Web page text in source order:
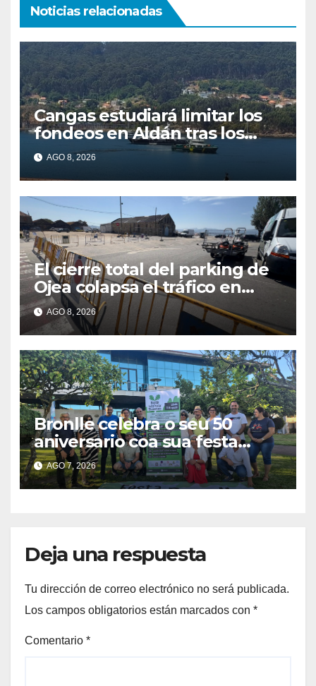
Noticias relacionadas
Cangas estudiará limitar los
fondeos en Aldán tras los
últimos episodios de
contaminación en O Con
AGO 8, 2026
El cierre total del parking de
Ojea colapsa el tráfico en
Cangas
AGO 8, 2026
Bronlle celebra o seu 50
aniversario coa sua festa
popular o vindeiro sábado 15
de agosto
AGO 7, 2026
Deja una respuesta
Tu dirección de correo electrónico no será publicada.
Los campos obligatorios están marcados con *
Comentario *